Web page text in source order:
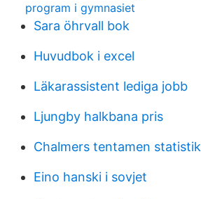
program i gymnasiet
Sara öhrvall bok
Huvudbok i excel
Läkarassistent lediga jobb
Ljungby halkbana pris
Chalmers tentamen statistik
Eino hanski i sovjet